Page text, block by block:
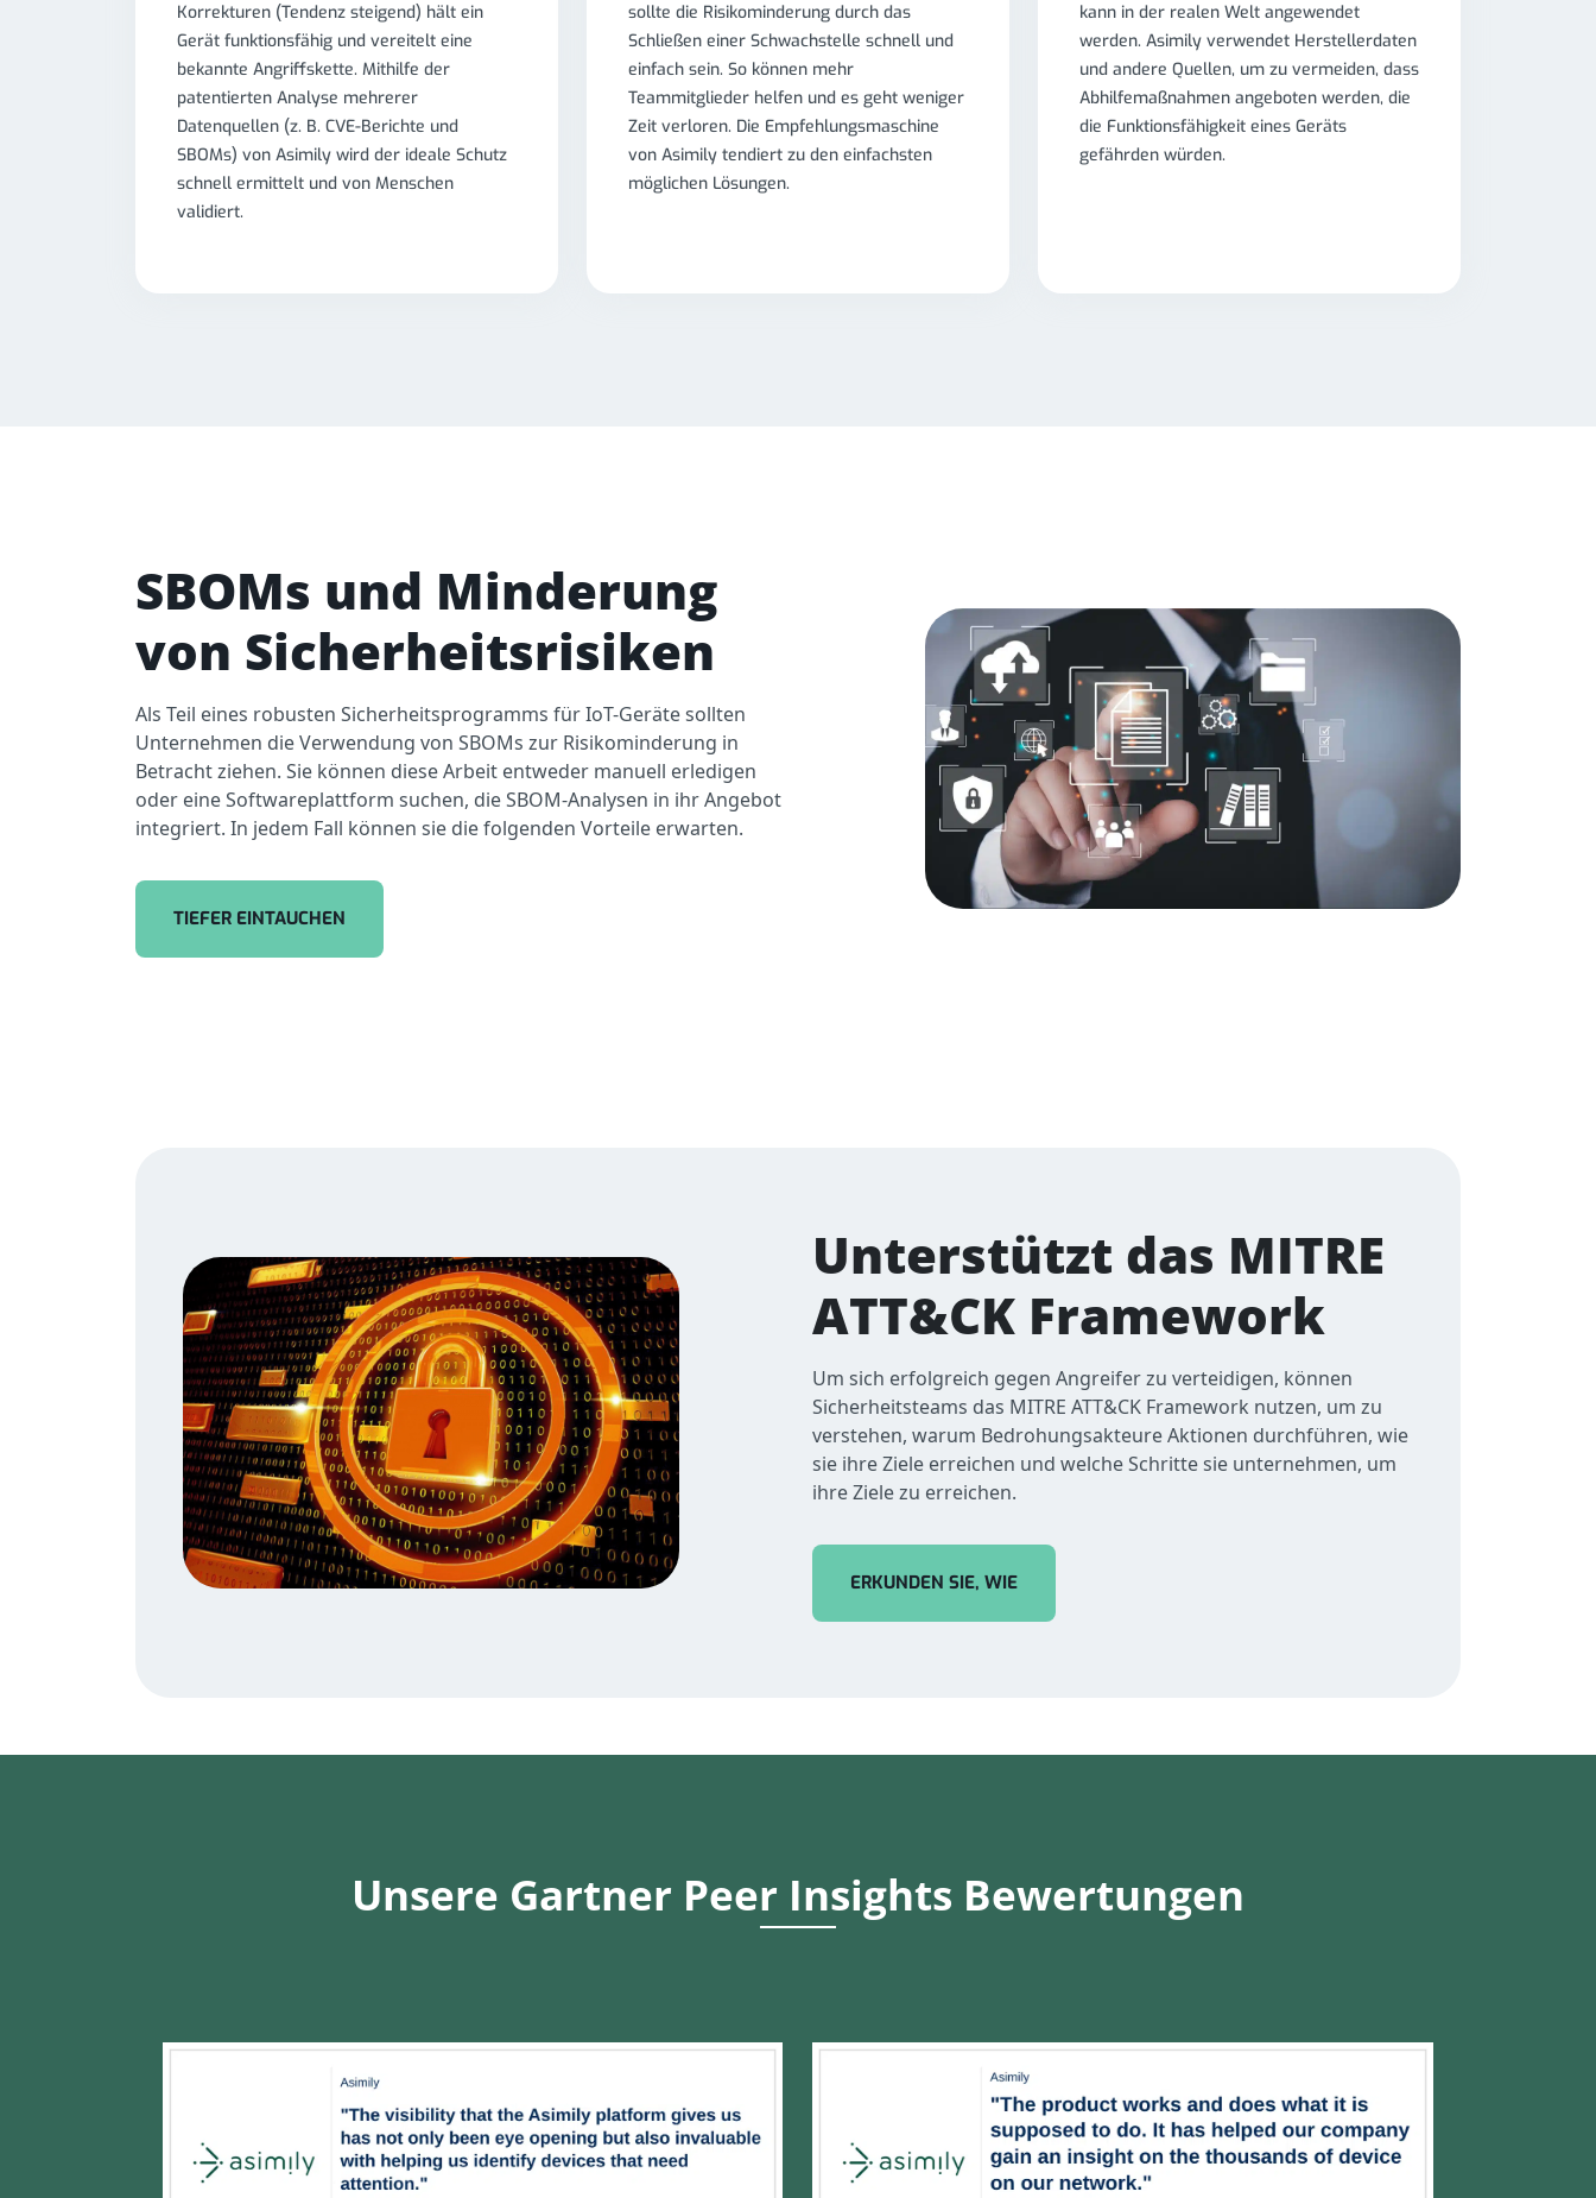
Korrekturen (Tendenz steigend) hält ein
Gerät funktionsfähig und vereitelt eine
bekannte Angriffskette. Mithilfe der
patentierten Analyse mehrerer
Datenquellen (z. B. CVE-Berichte und
SBOMs) von Asimily wird der ideale Schutz
schnell ermittelt und von Menschen
validiert.
sollte die Risikominderung durch das
Schließen einer Schwachstelle schnell und
einfach sein. So können mehr
Teammitglieder helfen und es geht weniger
Zeit verloren. Die Empfehlungsmaschine
von Asimily tendiert zu den einfachsten
möglichen Lösungen.
kann in der realen Welt angewendet
werden. Asimily verwendet Herstellerdaten
und andere Quellen, um zu vermeiden, dass
Abhilfemaßnahmen angeboten werden, die
die Funktionsfähigkeit eines Geräts
gefährden würden.
SBOMs und Minderung
von Sicherheitsrisiken
Als Teil eines robusten Sicherheitsprogramms für IoT-Geräte sollten
Unternehmen die Verwendung von SBOMs zur Risikominderung in
Betracht ziehen. Sie können diese Arbeit entweder manuell erledigen
oder eine Softwareplattform suchen, die SBOM-Analysen in ihr Angebot
integriert. In jedem Fall können sie die folgenden Vorteile erwarten.
TIEFER EINTAUCHEN
Unterstützt das MITRE
ATT&CK Framework
Um sich erfolgreich gegen Angreifer zu verteidigen, können
Sicherheitsteams das MITRE ATT&CK Framework nutzen, um zu
verstehen, warum Bedrohungsakteure Aktionen durchführen, wie
sie ihre Ziele erreichen und welche Schritte sie unternehmen, um
ihre Ziele zu erreichen.
ERKUNDEN SIE, WIE
Unsere Gartner Peer Insights Bewertungen